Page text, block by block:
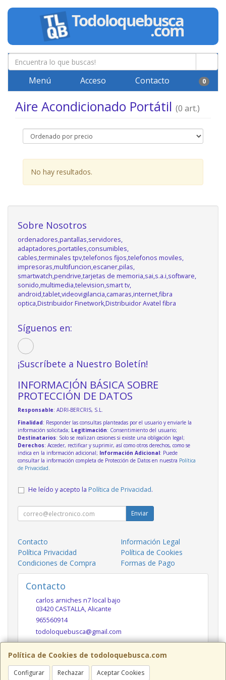
Menú Acceso Contacto 0
Aire Acondicionado Portátil (0 art.)
No hay resultados.
Política de Cookies de todoloquebusca.com
Configurar Rechazar Aceptar Cookies
Sobre Nosotros
ordenadores,pantallas,servidores,
adaptadores,portatiles,consumibles,
cables,terminales tpv,telefonos fijos,telefonos moviles,
impresoras,multifuncion,escaner,pilas,
smartwatch,pendrive,tarjetas de memoria,sai,s.a.i,software,
sonido,multimedia,television,smart tv,
android,tablet,videovigilancia,camaras,internet,fibra
optica,Distribuidor Finetwork,Distribuidor Avatel fibra
Síguenos en:
¡Suscríbete a Nuestro Boletín!
INFORMACIÓN BÁSICA SOBRE
PROTECCIÓN DE DATOS
Responsable: ADRI-BERCRIS, S.L.
Finalidad: Responder las consultas planteadas por el usuario y enviarle la
información solicitada; Legitimación: Consentimiento del usuario;
Destinatarios: Solo se realizan cesiones si existe una obligación legal;
Derechos: Acceder, rectificar y suprimir, así como otros derechos, como se
indica en la información adicional; Información Adicional: Puede
consultar la información completa de Protección de Datos en nuestra Política
de Privacidad.
He leído y acepto la Política de Privacidad.
Enviar
Contacto
Información Legal
Política Privacidad
Política de Cookies
Condiciones de Compra
Formas de Pago
Contacto
carlos arniches n7 local bajo
03420 CASTALLA,Alicante
965560914
todoloquebusca@gmail.com
Horario